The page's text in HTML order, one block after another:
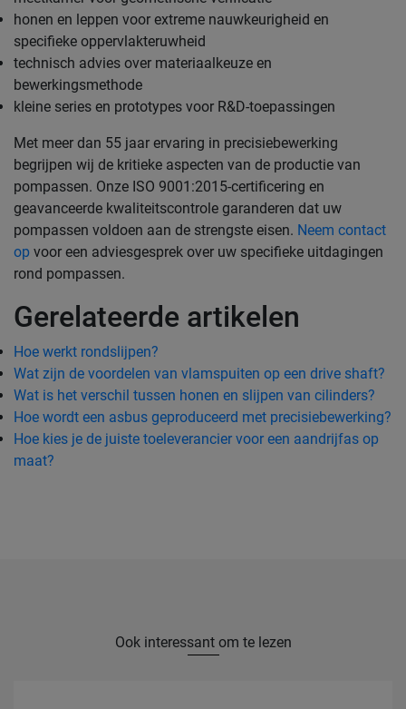
honen en leppen voor extreme nauwkeurigheid en
specifieke oppervlakteruwheid
technisch advies over materiaalkeuze en
bewerkingsmethode
kleine series en prototypes voor R&D-toepassingen
Met meer dan 55 jaar ervaring in precisiebewerking
begrijpen wij de kritieke aspecten van de productie van
pompassen. Onze ISO 9001:2015-certificering en
geavanceerde kwaliteitscontrole garanderen dat uw
pompassen voldoen aan de strengste eisen. Neem contact
op voor een adviesgesprek over uw specifieke uitdagingen
rond pompassen.
Gerelateerde artikelen
Hoe werkt rondslijpen?
Wat zijn de voordelen van vlamspuiten op een drive shaft?
Wat is het verschil tussen honen en slijpen van cilinders?
Hoe wordt een asbus geproduceerd met precisiebewerking?
Hoe kies je de juiste toeleverancier voor een aandrijfas op
maat?
Ook interessant om te lezen